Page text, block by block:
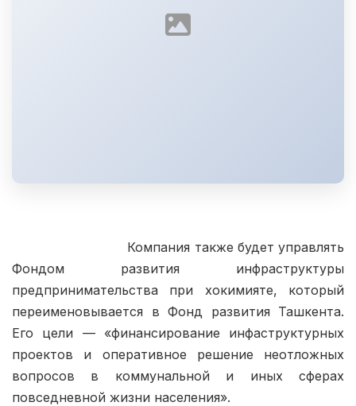
Фондом развития инфраструктуры
предпринимательства при хокимияте, который
переименовывается в Фонд развития Ташкента.
Его цели — «финансирование инфаструктурных
проектов и оперативное решение неотложных
вопросов в коммунальной и иных сферах
повседневной жизни населения».